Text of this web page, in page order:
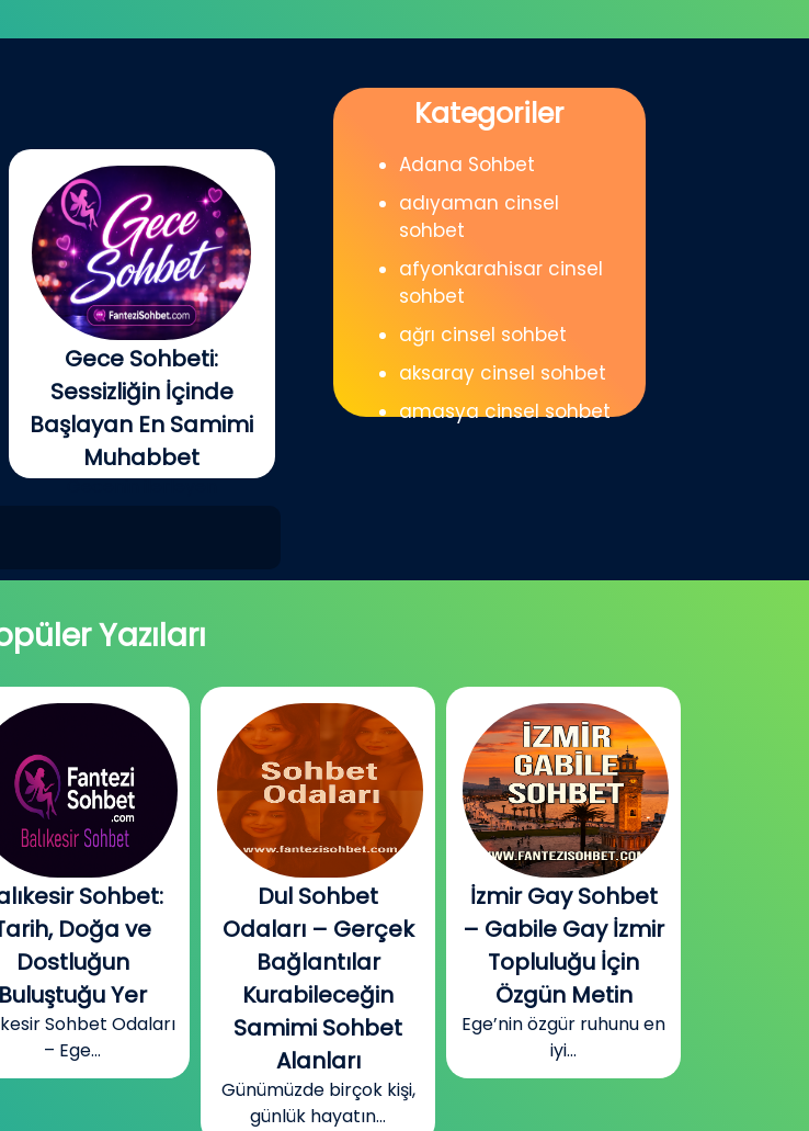
Gece Sohbeti:
Sessizliğin İçinde
Başlayan En Samimi
Muhabbet
Gecenin ilerleyen
Kategoriler
Adana Sohbet
adıyaman cinsel
sohbet
afyonkarahisar cinsel
sohbet
ağrı cinsel sohbet
aksaray cinsel sohbet
amasya cinsel sohbet
Yazıları
Sohbet:
Doğa ve
Dostluğun
Buluştuğu Yer
Sohbet Odaları
– Ege...
Dul Sohbet
Odaları – Gerçek
Bağlantılar
Kurabileceğin
Samimi Sohbet
Alanları
Günümüzde birçok kişi,
günlük hayatın...
İzmir Gay Sohbet
– Gabile Gay İzmir
Topluluğu İçin
Özgün Metin
Ege’nin özgür ruhunu en
iyi...